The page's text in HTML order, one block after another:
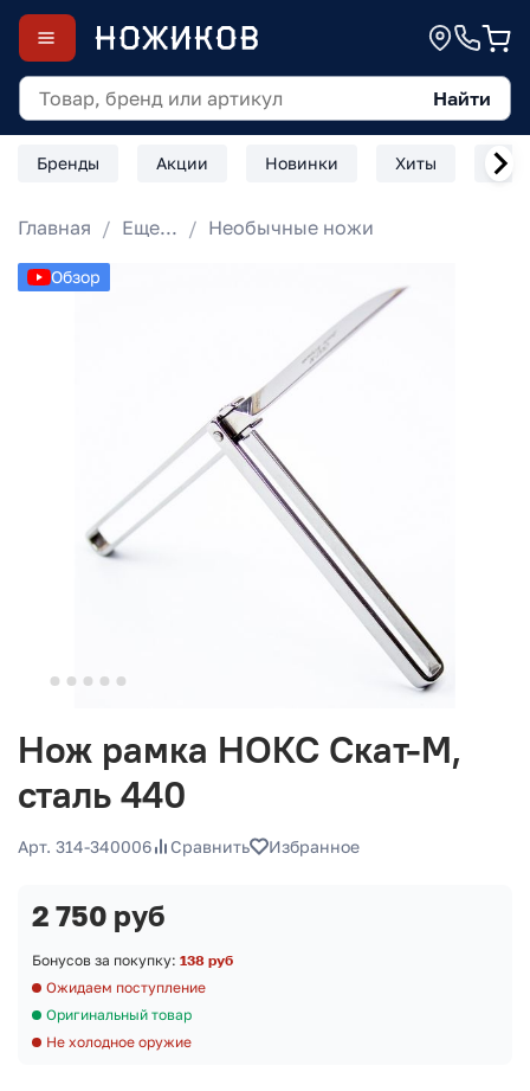
Найти
Бренды Акции Новинки Хиты
Главная Еще... Необычные ножи
Обзор
Нож рамка НОКС Скат-М,
сталь 440
Арт. 314-340006 Сравнить Избранное
2 750 руб
Бонусов за покупку: 138 руб
Ожидаем поступление
Оригинальный товар
Не холодное оружие